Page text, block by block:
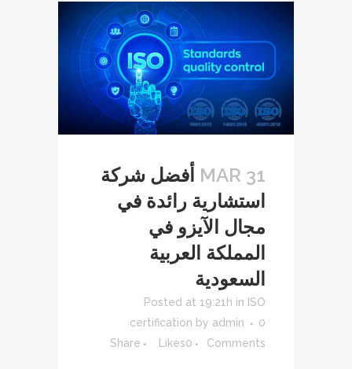
31 MAR
أفضل شركة
استشارية رائدة في
مجال الآيزو في
المملكة العربية
السعودية
Posted at 19:21h in ISO
certification by admin
0
Comments
0
Likes
Share